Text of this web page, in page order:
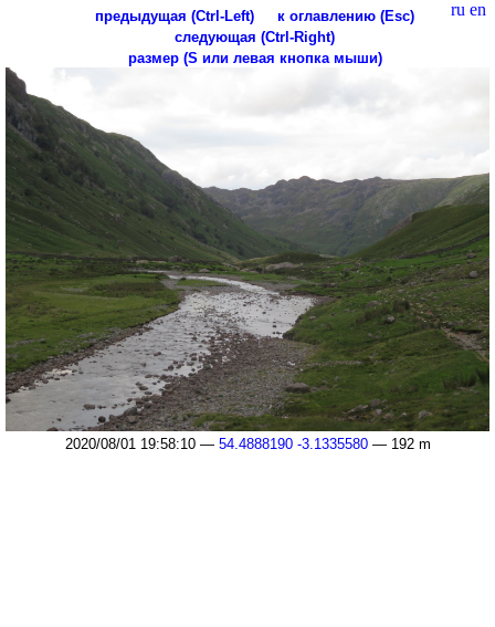
ru en
предыдущая (Ctrl-Left)
к оглавлению (Esc)
следующая (Ctrl-Right)
размер (S или левая кнопка мыши)
2020/08/01 19:58:10 — 54.4888190 -3.1335580— 192 m